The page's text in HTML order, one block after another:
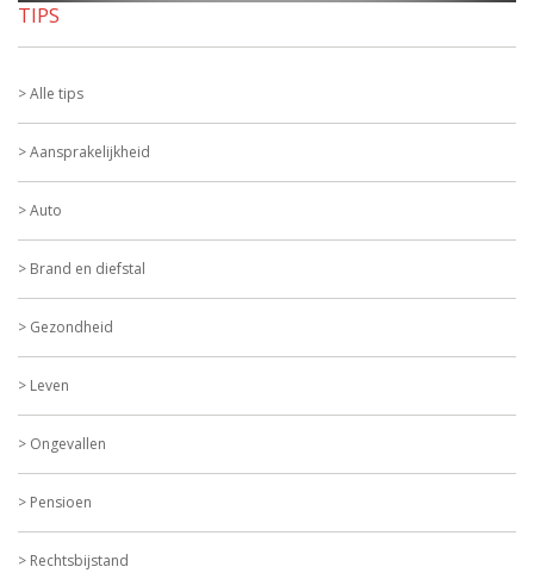
TIPS
Alle tips
Aansprakelijkheid
Auto
Brand en diefstal
Gezondheid
Leven
Ongevallen
Pensioen
Rechtsbijstand